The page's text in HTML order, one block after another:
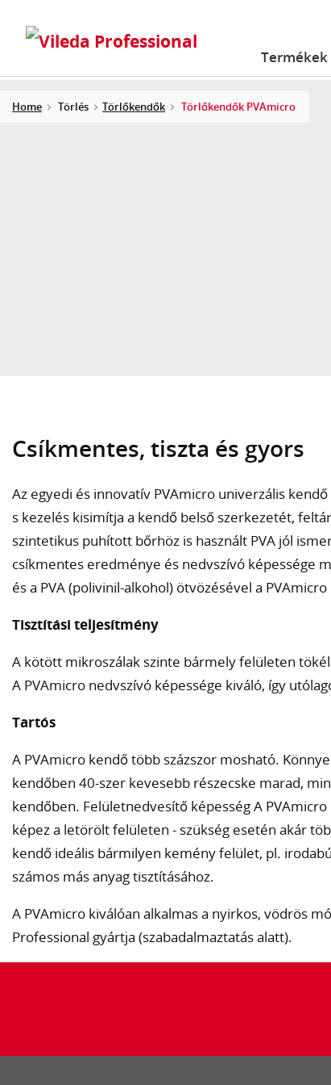
Termékek
Home Törlés Törlőkendők Törlőkendők PVAmicro
Csíkmentes, tiszta és gyors
Az egyedi és innovatív PVAmicro univerzális
s kezelés kisimítja a kendő belső szerkezetét,
szintetikus puhított bőrhöz is használt PVA jól
csíkmentes eredménye és nedvszívó képessége
és a PVA (polivinil-alkohol) ötvözésével a
Tisztítási teljesítmény
A kötött mikroszálak szinte bármely felületen
A PVAmicro nedvszívó képessége kiváló, így
Tartós
A PVAmicro kendő több százszor mosható.
kendőben 40-szer kevesebb részecske marad,
kendőben. Felületnedvesítő képesség A
képez a letörölt felületen - szükség esetén akár
kendő ideális bármilyen kemény felület, pl.
számos más anyag tisztításához.
A PVAmicro kiválóan alkalmas a nyirkos, vödrös
Professional gyártja (szabadalmaztatás alatt).